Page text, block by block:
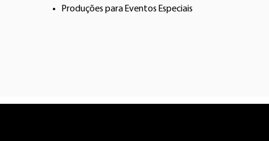
Produções para Eventos Especiais